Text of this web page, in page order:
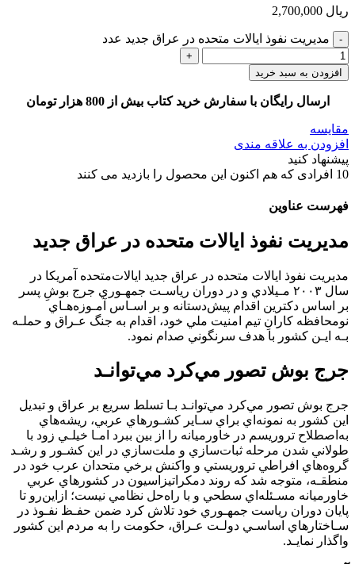
ریال
مديريت نفوذ ايالات متحده در عراق جديد عدد
افزودن به سبد خرید
ارسال رایگان با سفارش خرید کتاب بیش از 800 هزار تومان
مقایسه
افزودن به علاقه مندی
پیشنهاد کنید
10 افرادی که هم اکنون این محصول را بازدید می کنند
فهرست عناوین
مديريت نفوذ ايالات متحده در عراق جديد
مديريت نفوذ ايالات متحده در عراق جديد اﻳﺎﻻتﻣﺘﺤﺪه آﻣﺮﻳﻜﺎ در
ﺳﺎل ٢٠٠٣ ﻣـﻴﻼدي و در دوران رﻳﺎﺳـﺖ ﺟﻤﻬـﻮري ﺟﺮج ﺑﻮشِ ﭘﺴﺮ
ﺑﺮ اﺳﺎس دﻛﺘﺮﻳﻦ اﻗﺪام ﭘﻴﺶدﺳﺘﺎﻧﻪ و ﺑﺮ اﺳـﺎس آﻣـﻮزهﻫـﺎي
ﻧﻮﻣﺤﺎﻓﻈﻪ ﻛﺎرانِ ﺗﻴﻢ اﻣﻨﻴﺖ ﻣﻠﻲ ﺧﻮد، اﻗﺪام ﺑﻪ ﺟﻨﮓ ﻋـﺮاق و ﺣﻤﻠـﻪ
ﺑـﻪ اﻳـﻦ ﻛﺸﻮر ﺑﺎ ﻫﺪف ﺳﺮﻧﮕﻮﻧﻲ ﺻﺪام ﻧﻤﻮد.
ﺟﺮج ﺑﻮش ﺗﺼﻮر ﻣﻲﻛﺮد ﻣﻲﺗﻮاﻧـﺪ
ﺟﺮج ﺑﻮش ﺗﺼﻮر ﻣﻲﻛﺮد ﻣﻲﺗﻮاﻧـﺪ ﺑـﺎ ﺗﺴﻠﻂ ﺳﺮﻳﻊ ﺑﺮ ﻋﺮاق و ﺗﺒﺪﻳﻞ
اﻳﻦ ﻛﺸﻮر ﺑﻪ ﻧﻤﻮﻧﻪاي ﺑﺮاي ﺳـﺎﻳﺮ ﻛﺸـﻮرﻫﺎي ﻋﺮﺑﻲ، رﻳﺸﻪﻫﺎي
ﺑﻪاﺻﻄﻼح ﺗﺮورﻳﺴﻢ در ﺧﺎورﻣﻴﺎﻧﻪ را از ﺑﻴﻦ ﺑﺒﺮد اﻣـﺎ ﺧﻴﻠـﻲ زود ﺑﺎ
ﻃﻮﻻﻧﻲ ﺷﺪن ﻣﺮﺣﻠﻪ ﺛﺒﺎتﺳﺎزي و ﻣﻠﺖﺳﺎزي در اﻳﻦ ﻛﺸـﻮر و رﺷـﺪ
ﮔﺮوهﻫﺎي اﻓﺮاﻃﻲ ﺗﺮورﻳﺴﺘﻲ و واﻛﻨﺶ ﺑﺮﺧﻲ ﻣﺘﺤﺪان ﻋﺮب ﺧﻮد در
ﻣﻨﻄﻘـﻪ، ﻣﺘﻮﺟﻪ ﺷﺪ ﻛﻪ روﻧﺪ دﻣﻜﺮاﺗﻴﺰاﺳﻴﻮن در ﻛﺸﻮرﻫﺎي ﻋﺮﺑﻲ
ﺧﺎورﻣﻴﺎﻧﻪ ﻣﺴـﺌﻠﻪاي ﺳﻄﺤﻲ و ﺑﺎ راهﺣﻞ ﻧﻈﺎﻣﻲ ﻧﻴﺴﺖ؛ ازاﻳﻦرو ﺗﺎ
ﭘﺎﻳﺎن دوران رﻳﺎﺳﺖ ﺟﻤﻬـﻮري ﺧﻮد ﺗﻼش ﻛﺮد ﺿﻤﻦ ﺣﻔـﻆ ﻧﻔـﻮذ در
ﺳـﺎﺧﺘﺎرﻫﺎي اﺳﺎﺳـﻲ دوﻟـﺖ ﻋـﺮاق، ﺣﻜﻮﻣﺖ را ﺑﻪ ﻣﺮدم اﻳﻦ ﻛﺸﻮر
واﮔﺬار ﻧﻤﺎﻳـﺪ.